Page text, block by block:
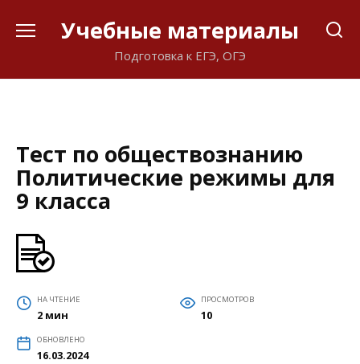
Учебные материалы
Подготовка к ЕГЭ, ОГЭ
Тест по обществознанию
Политические режимы для
9 класса
НА ЧТЕНИЕ
2 мин
ПРОСМОТРОВ
10
ОБНОВЛЕНО
16.03.2024